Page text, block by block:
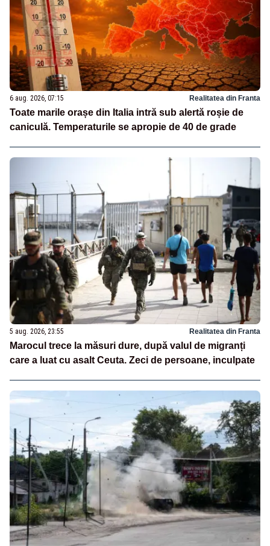
6 aug. 2026, 07:15 Realitatea din Franta
Toate marile orașe din Italia intră sub alertă roșie de
caniculă. Temperaturile se apropie de 40 de grade
5 aug. 2026, 23:55 Realitatea din Franta
Marocul trece la măsuri dure, după valul de migranți
care a luat cu asalt Ceuta. Zeci de persoane, inculpate